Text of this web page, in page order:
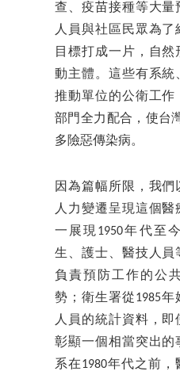
查、疫苗接種等大量
人員與社區民眾為了
目標打成一片，自
動主體。這些有系統
推動單位的公衛工作
部門全力配合，使台
多險惡傳染病。
因為篇幅所限，我
人力變遷呈現這個醫
一展現1950年代至
生、護士、醫技人員
負責預防工作的公
勢；衛生署從1985
人員的統計資料，
彰顯一個相當突出的
系在1980年代之前